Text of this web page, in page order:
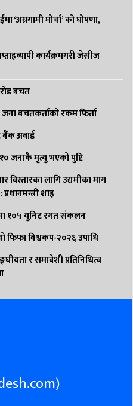
मोर्चा’ को घोषणा,
कार्यक्रमगरी जेसीज
बचत
बचतकर्ताको रकम फिर्ता
अवार्ड
जनाकै मृत्यु भएको पुष्टि
विस्तारका लागि उद्यमीका माग
शाह
१०५ युनिट रगत संकलन
फिफा विश्वकप-२०२६ उपाधि
र समावेशी प्रतिनिधित्व